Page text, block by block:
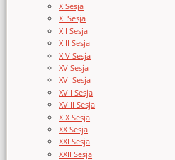
X Sesja
XI Sesja
XII Sesja
XIII Sesja
XIV Sesja
XV Sesja
XVI Sesja
XVII Sesja
XVIII Sesja
XIX Sesja
XX Sesja
XXI Sesja
XXII Sesja